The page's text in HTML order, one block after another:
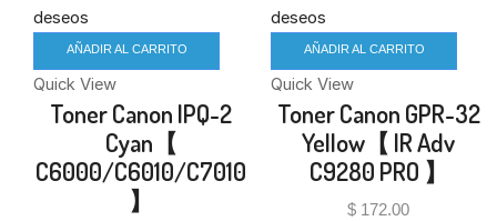
deseos
AÑADIR AL CARRITO
Quick View
Toner Canon IPQ-2
Cyan【
C6000/C6010/C7010
】
deseos
AÑADIR AL CARRITO
Quick View
Toner Canon GPR-32
Yellow【 IR Adv
C9280 PRO 】
$ 172.00